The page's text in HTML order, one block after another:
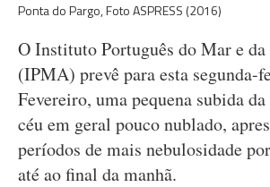
Ponta do Pargo, Foto ASPRESS (2016)
O Instituto Português do Mar e
(IPMA) prevê para esta segunda-
Fevereiro, uma pequena subida
céu em geral pouco nublado,
períodos de mais nebulosidade
até ao final da manhã.